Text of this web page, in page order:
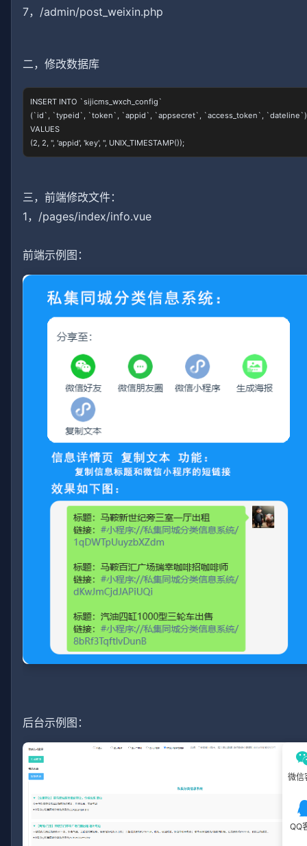
7，/admin/post_weixin.php
二，修改数据库
INSERT INTO `sijicms_wxch_config`
(`id`, `typeid`, `token`, `appid`, `appsecret`, `access_token`, `dateline`)
VALUES
(2, 2, '', 'appid', 'key', '', UNIX_TIMESTAMP());
三，前端修改文件：
1，/pages/index/info.vue
前端示例图：
后台示例图：
微信
QQ